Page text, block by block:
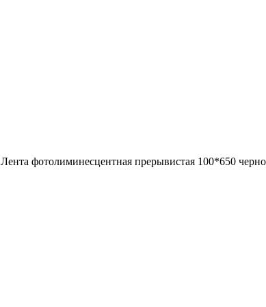
Лента фотолиминесцентная прерывистая 100*650